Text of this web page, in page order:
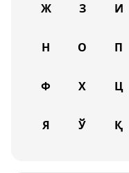
Ж З И
Н О П
Ф Х Ц
Я Ў Қ